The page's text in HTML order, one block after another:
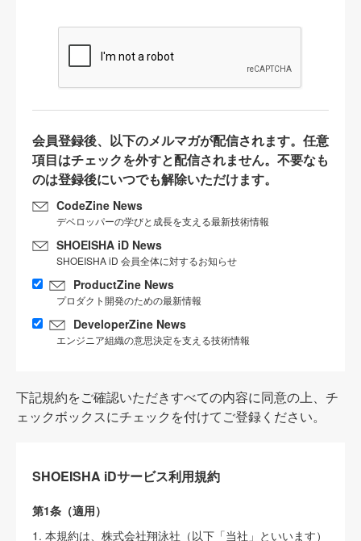
会員登録後、以下のメルマガが配信されます。任意
項目はチェックを外すと配信されません。不要なも
のは登録後にいつでも解除いただけます。
CodeZine News
デベロッパーの学びと成長を支える最新技術情報
SHOEISHA iD News
SHOEISHA iD 会員全体に対するお知らせ
ProductZine News
プロダクト開発のための最新情報
DeveloperZine News
エンジニア組織の意思決定を支える技術情報
下記規約をご確認いただきすべての内容に同意の上、チ
ェックボックスにチェックを付けてご登録ください。
SHOEISHA iDサービス利用規約
第1条（適用）
1. 本規約は、株式会社翔泳社（以下「当社」といいます）